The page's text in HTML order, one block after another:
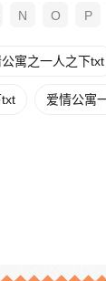
N O P
寓之一人之下txt
爱情公寓